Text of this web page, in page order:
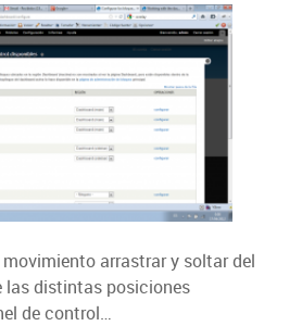
arrastrar y soltar del
las distintas posiciones
de control…